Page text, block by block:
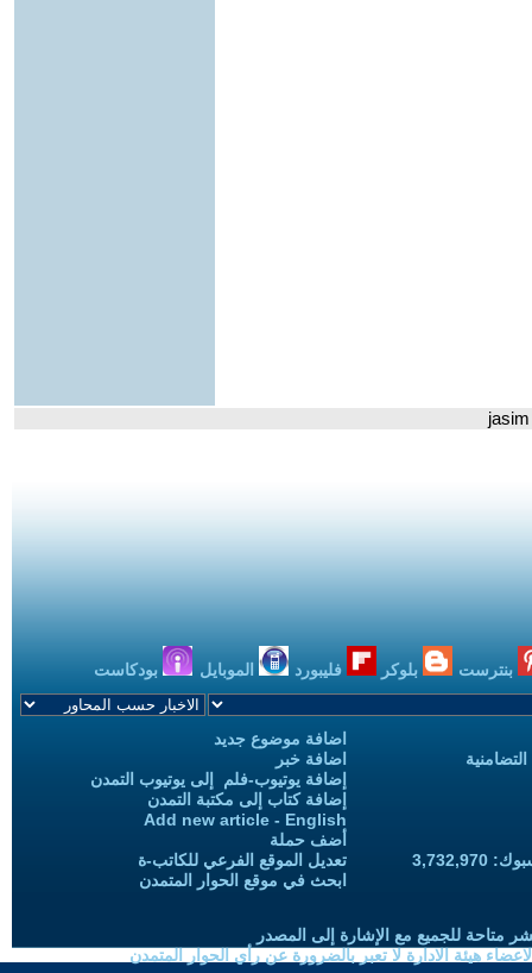
بنترست بلوكر فليبورد الموبايل بودكاست
اضافة موضوع جديد
اضافة خبر
إضافة يوتيوب-فلم إلى يوتيوب التمدن
إضافة كتاب إلى مكتبة التمدن
Add new article - English
أضف حملة
تعديل الموقع الفرعي للكاتب-ة
ابحث في موقع الحوار المتمدن
متاحة للجميع مع الإشارة إلى المصدر
هيئة الادارة لا تعبر بالضرورة عن رأي الحوار المتمدن